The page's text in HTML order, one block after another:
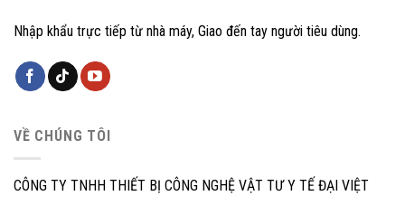
Nhập khẩu trực tiếp từ nhà máy, Giao đến tay người tiêu dùng.
VỀ CHÚNG TÔI
CÔNG TY TNHH THIẾT BỊ CÔNG NGHỆ VẬT TƯ Y TẾ ĐẠI VIỆT